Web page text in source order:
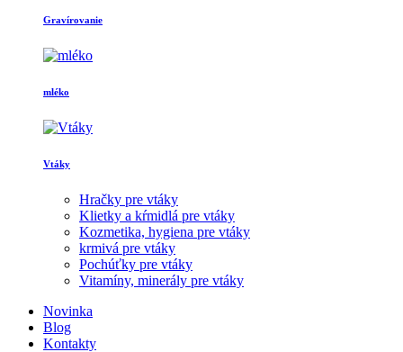
Gravírovanie
mléko
Vtáky
Hračky pre vtáky
Klietky a kŕmidlá pre vtáky
Kozmetika, hygiena pre vtáky
krmivá pre vtáky
Pochúťky pre vtáky
Vitamíny, minerály pre vtáky
Novinka
Blog
Kontakty